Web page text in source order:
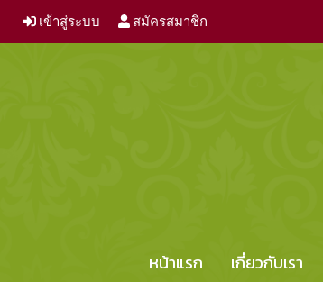
เข้าสู่ระบบ สมัครสมาชิก
หน้าแรก เกี่ยวกับเรา